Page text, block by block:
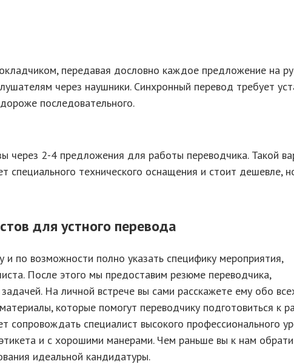
передавая дословно каждое предложение на
через наушники. Синхронный перевод требует
последовательного.
через 2-4 предложения для работы переводчика. Такой
специального технического оснащения и стоит дешевле,
для устного перевода
по возможности полно указать специфику мероприятия,
После этого мы предоставим резюме переводчика,
На личной встрече вы сами расскажете ему обо
которые помогут переводчику подготовиться к
сопровождать специалист высокого профессионального
и с хорошими манерами. Чем раньше вы к нам
идеальной кандидатуры.